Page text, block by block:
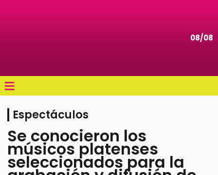
08/08
≡
Espectáculos
Se conocieron los
músicos platenses
seleccionados para la